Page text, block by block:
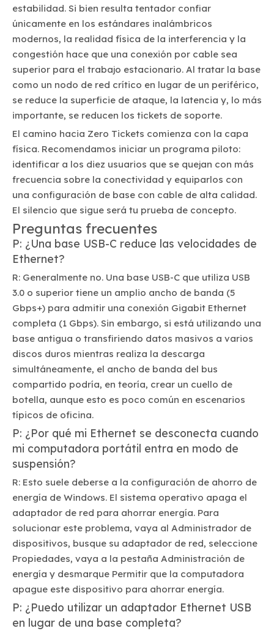
estabilidad. Si bien resulta tentador confiar
únicamente en los estándares inalámbricos
modernos, la realidad física de la interferencia y la
congestión hace que una conexión por cable sea
superior para el trabajo estacionario. Al tratar la base
como un nodo de red crítico en lugar de un periférico,
se reduce la superficie de ataque, la latencia y, lo más
importante, se reducen los tickets de soporte.
El camino hacia Zero Tickets comienza con la capa
física. Recomendamos iniciar un programa piloto:
identificar a los diez usuarios que se quejan con más
frecuencia sobre la conectividad y equiparlos con
una configuración de base con cable de alta calidad.
El silencio que sigue será tu prueba de concepto.
Preguntas frecuentes
P: ¿Una base USB-C reduce las velocidades de
Ethernet?
R: Generalmente no. Una base USB-C que utiliza USB
3.0 o superior tiene un amplio ancho de banda (5
Gbps+) para admitir una conexión Gigabit Ethernet
completa (1 Gbps). Sin embargo, si está utilizando una
base antigua o transfiriendo datos masivos a varios
discos duros mientras realiza la descarga
simultáneamente, el ancho de banda del bus
compartido podría, en teoría, crear un cuello de
botella, aunque esto es poco común en escenarios
típicos de oficina.
P: ¿Por qué mi Ethernet se desconecta cuando
mi computadora portátil entra en modo de
suspensión?
R: Esto suele deberse a la configuración de ahorro de
energía de Windows. El sistema operativo apaga el
adaptador de red para ahorrar energía. Para
solucionar este problema, vaya al Administrador de
dispositivos, busque su adaptador de red, seleccione
Propiedades, vaya a la pestaña Administración de
energía y desmarque Permitir que la computadora
apague este dispositivo para ahorrar energía.
P: ¿Puedo utilizar un adaptador Ethernet USB
en lugar de una base completa?